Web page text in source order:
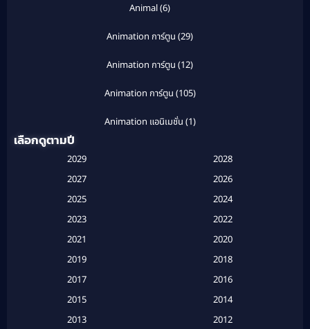
Animal(6)
Animation การ์ตูน (29)
Animation การ์ตูน (12)
Animation การ์ตูน (105)
Animation แอนิเมชั่น (1)
Based on a True Story สร้างจากเรื่องจริง(2)
Based on a True Story เรื่องจริง (20)
เลือกดูตามปี
2029
2028
2027
2026
2025
2024
2023
2022
2021
2020
2019
2018
2017
2016
2015
2014
2013
2012